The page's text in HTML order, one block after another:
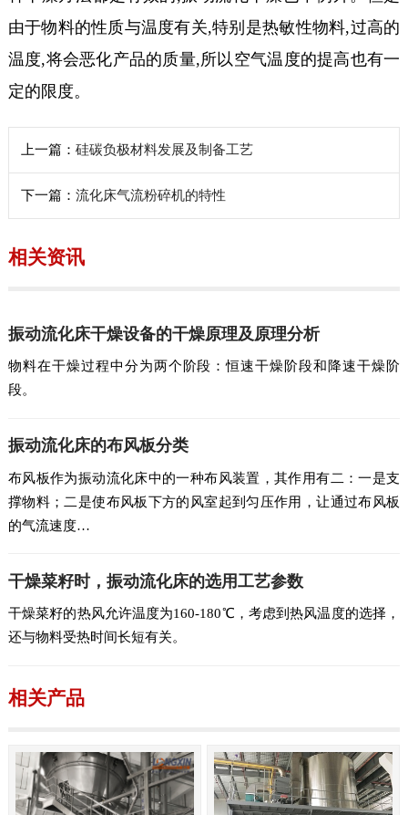
由于物料的性质与温度有关,特别是热敏性物料,过高的
温度,将会恶化产品的质量,所以空气温度的提高也有一
定的限度。
上一篇： 硅碳负极材料发展及制备工艺
下一篇： 流化床气流粉碎机的特性
相关资讯
振动流化床干燥设备的干燥原理及原理分析
物料在干燥过程中分为两个阶段：恒速干燥阶段和降速干燥阶
段。
振动流化床的布风板分类
布风板作为振动流化床中的一种布风装置，其作用有二：一是支
撑物料；二是使布风板下方的风室起到匀压作用，让通过布风板
的气流速度…
干燥菜籽时，振动流化床的选用工艺参数
干燥菜籽的热风允许温度为160-180℃，考虑到热风温度的选择，
还与物料受热时间长短有关。
相关产品